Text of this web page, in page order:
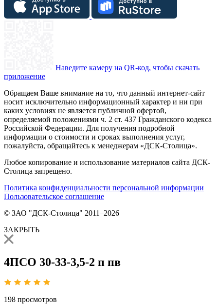
Наведите камеру на QR-код, чтобы скачать
приложение
Обращаем Ваше внимание на то, что данный интернет-сайт
носит исключительно информационный характер и ни при
каких условиях не является публичной офертой,
определяемой положениями ч. 2 ст. 437 Гражданского кодекса
Российской Федерации. Для получения подробной
информации о стоимости и сроках выполнения услуг,
пожалуйста, обращайтесь к менеджерам «ДСК-Столица».
Любое копирование и использование материалов сайта ДСК-
Столица запрещено.
Политика конфиденциальности персональной информации
Пользовательское соглашение
© ЗАО "ДСК-Столица" 2011–2026
ЗАКРЫТЬ
4ПСО 30-33-3,5-2 п пв
198 просмотров